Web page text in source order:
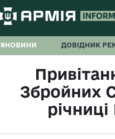
#НОВИНИ ДОВІДНИК
Збройних